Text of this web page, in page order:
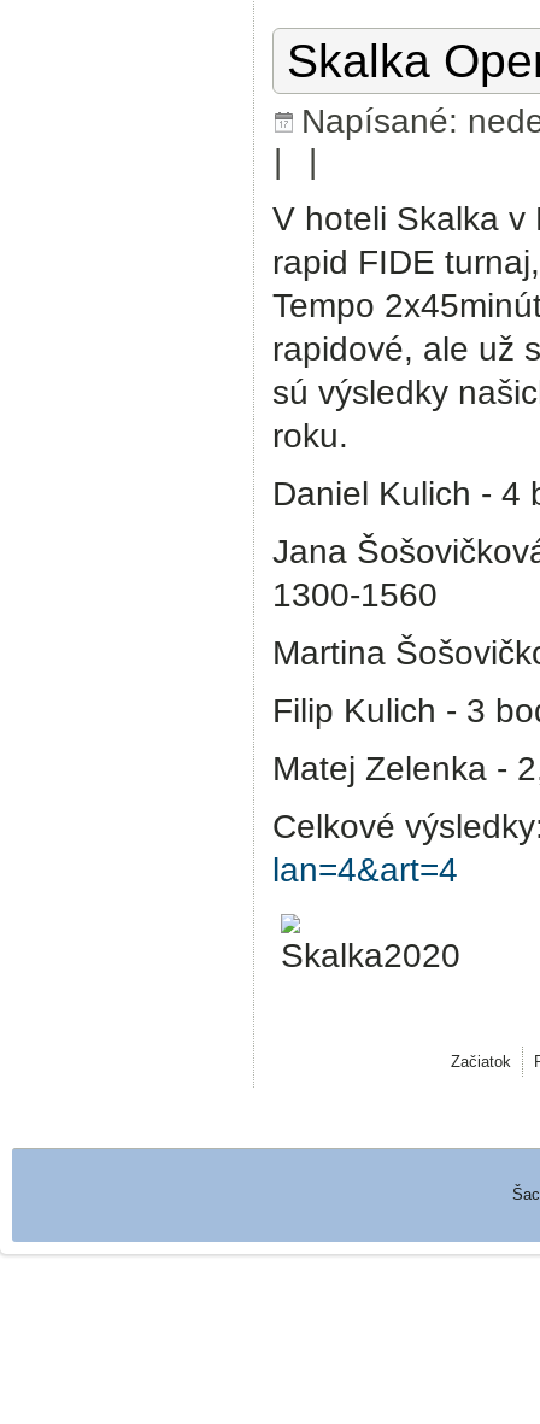
Skalka
Napísané:
|
|
V hoteli Skalka v
rapid FIDE
Tempo
rapidové, ale už
sú výsledky
roku.
Daniel Kulich -
Jana
1300-1560
Martina
Filip Kulich - 3
Matej Zelenka -
Celkové
lan=4&art=4
Začiatok
Šachový klub Považské